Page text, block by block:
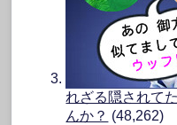
れざる隠されて
んか？ (48,262)